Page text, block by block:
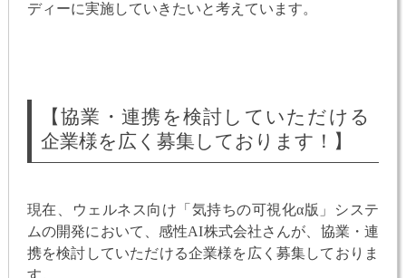
ディーに実施していきたいと考えています。
【協業・連携を検討していただける
企業様を広く募集しております！】
現在、ウェルネス向け「気持ちの可視化α版」システ
ムの開発において、感性AI株式会社さんが、協業・連
携を検討していただける企業様を広く募集しておりま
す。